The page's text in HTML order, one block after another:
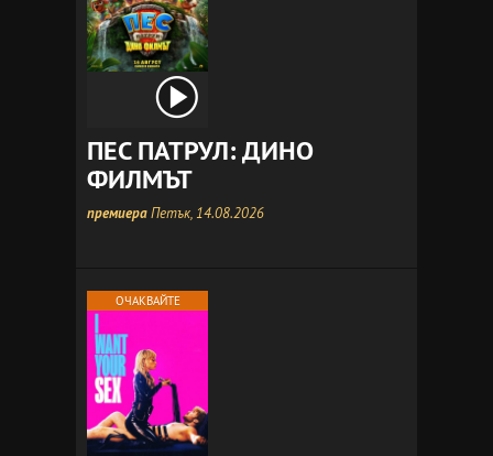
ПЕС ПАТРУЛ: ДИНО
ФИЛМЪТ
премиераПетък, 14.08.2026
ОЧАКВАЙТЕ